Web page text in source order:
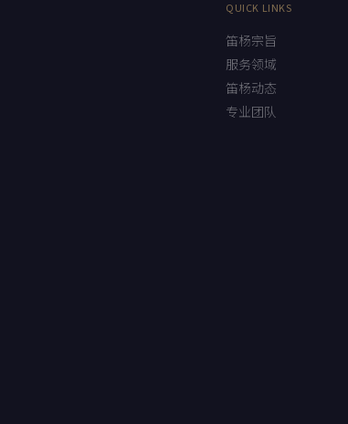
QUICK LINKS
笛杨宗旨
服务领域
笛杨动态
专业团队